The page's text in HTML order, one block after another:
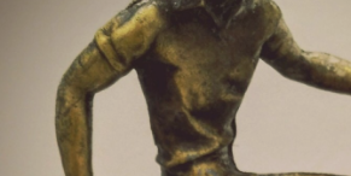
Nos actualités
Notre « Incolettre » mensuelle